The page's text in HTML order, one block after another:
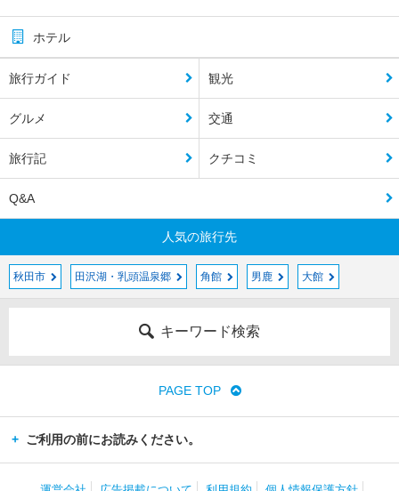
ホテル
旅行ガイド 観光
グルメ 交通
旅行記 クチコミ
Q&A
人気の旅行先
秋田市 田沢湖・乳頭温泉郷 角館 男鹿 大館
キーワード検索
PAGE TOP
ご利用の前にお読みください。